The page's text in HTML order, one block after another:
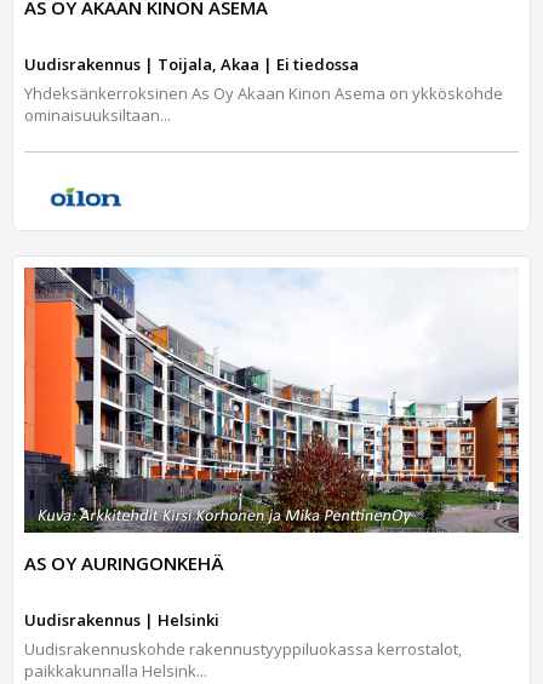
AS OY AKAAN KINON ASEMA
Uudisrakennus | Toijala, Akaa | Ei tiedossa
Yhdeksänkerroksinen As Oy Akaan Kinon Asema on ykköskohde
ominaisuuksiltaan...
AS OY AURINGONKEHÄ
Uudisrakennus | Helsinki
Uudisrakennuskohde rakennustyyppiluokassa kerrostalot,
paikkakunnalla Helsink...